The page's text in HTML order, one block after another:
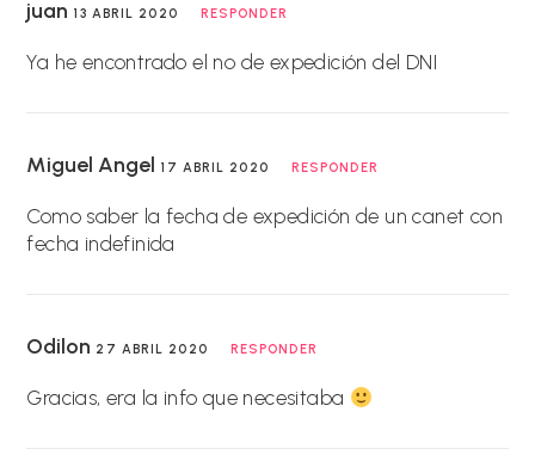
juan 13 ABRIL 2020 RESPONDER
Ya he encontrado el nº de expedición del DNI
Miguel Angel 17 ABRIL 2020 RESPONDER
Como saber la fecha de expedición de un canet con
fecha indefinida
Odilon 27 ABRIL 2020 RESPONDER
Gracias, era la info que necesitaba